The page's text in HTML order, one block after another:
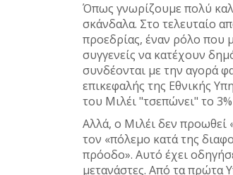
Όπως γνωρίζουμε πολύ
σκάνδαλα. Στο τελευταίο
προεδρίας, έναν ρόλο που
συγγενείς να κατέχουν
συνδέονται με την αγορά
επικεφαλής της Εθνικής
του Μιλέι "τσεπώνει" το
Αλλά, ο Μιλέι δεν προωθεί
τον «πόλεμο κατά της
πρόοδο». Αυτό έχει
μετανάστες. Από τα πρώτα